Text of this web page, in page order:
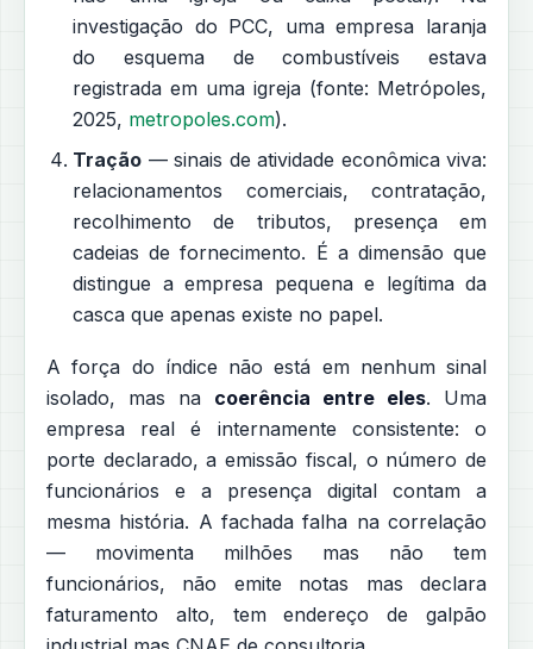
investigação do PCC, uma empresa laranja
do esquema de combustíveis estava
registrada em uma igreja (fonte: Metrópoles,
2025, metropoles.com).
Tração — sinais de atividade econômica viva:
relacionamentos comerciais, contratação,
recolhimento de tributos, presença em
cadeias de fornecimento. É a dimensão que
distingue a empresa pequena e legítima da
casca que apenas existe no papel.
A força do índice não está em nenhum sinal
isolado, mas na coerência entre eles. Uma
empresa real é internamente consistente: o
porte declarado, a emissão fiscal, o número de
funcionários e a presença digital contam a
mesma história. A fachada falha na correlação
— movimenta milhões mas não tem
funcionários, não emite notas mas declara
faturamento alto, tem endereço de galpão